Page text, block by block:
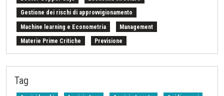
Gestione dei rischi di approvvigionamento
Machine learning e Econometria Management
Materie Prime Critiche Previsione
Procurement Intelligence Settimana Finanziaria Materie Prime
Tariffe sulle importazioni
Tag